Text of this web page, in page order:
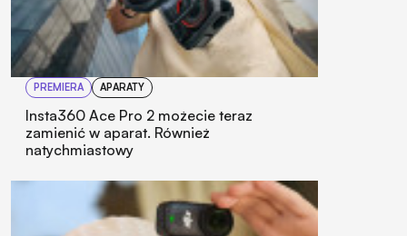
PREMIERA APARATY
Insta360 Ace Pro 2 możecie teraz
zamienić w aparat. Również
natychmiastowy